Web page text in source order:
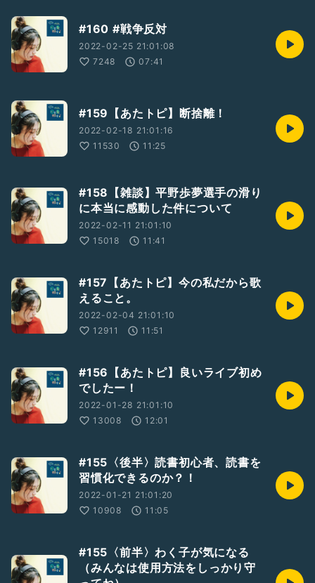
◾︎「Slow Flow」Download & Stream
https://big-up.style/onejjxlQlu
❶「おすすめしたい本」を大募集！
読書初心者のAATAにぜひご教授くださいー！
❷心温まるエピソード
#160 #戦争反対
2022-02-25 21:01:08
7248
07:41
#159【あたトピ】断捨離！
2022-02-18 21:01:16
11530
11:25
#158【雑談】平野歩夢選手の滑り
に本当に感動した件について
2022-02-11 21:01:10
15018
11:41
#157【あたトピ】今の私だから歌
えること。
2022-02-04 21:01:10
12911
11:51
#156【あたトピ】良いライブ初め
でしたー！
2022-01-28 21:01:10
13008
12:01
#155〈後半〉読書初心者、読書を
習慣化できるのか？！
2022-01-21 21:01:20
10908
11:05
#155〈前半〉わく子が気になる
（みんなは使用方法をしっかり守